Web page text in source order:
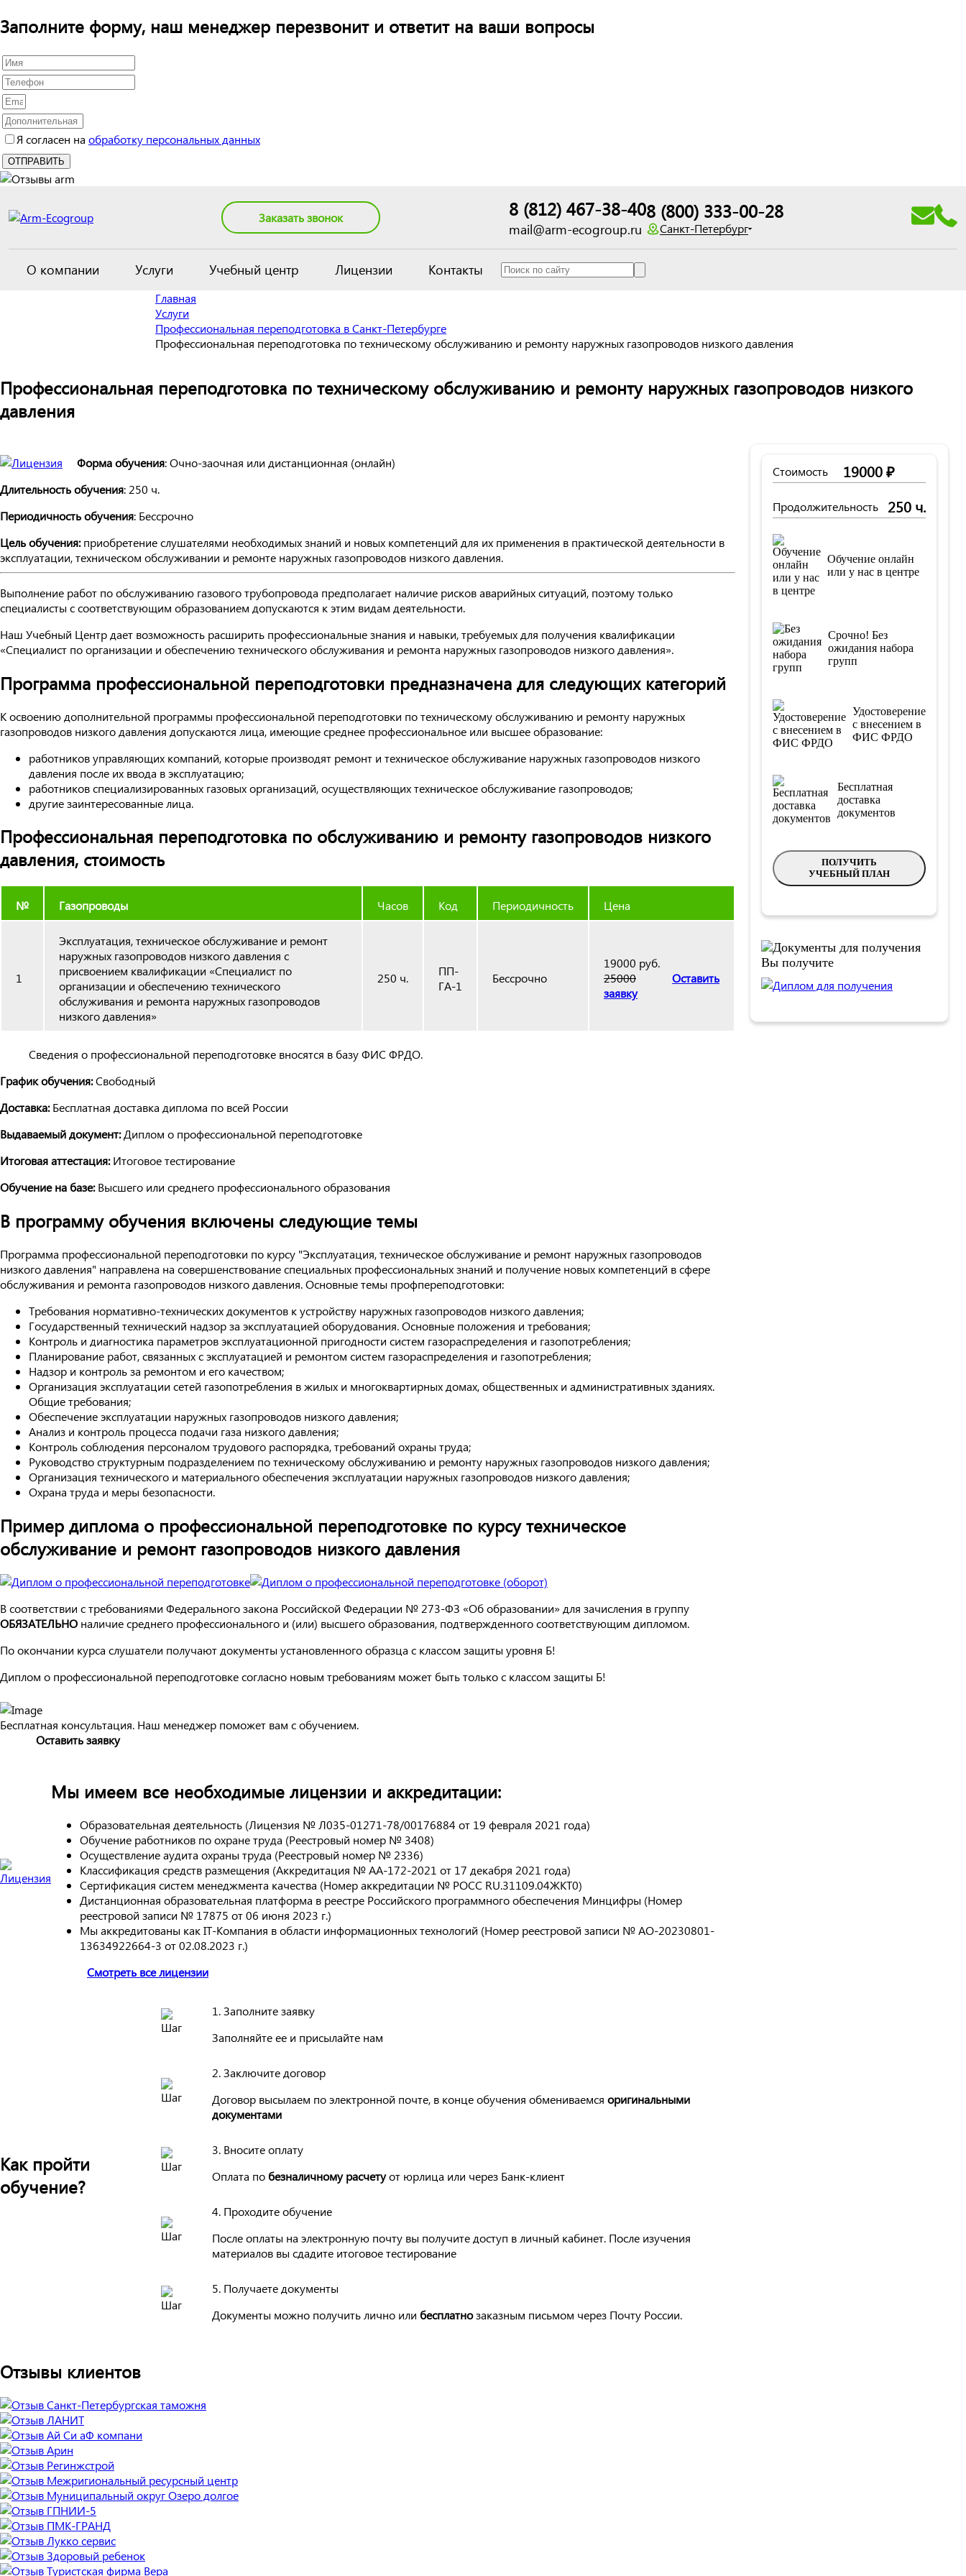
Заполните форму, наш менеджер перезвонит и ответит на ваши вопросы
Я согласен на обработку персональных данных
Заказать звонок 8 (812) 467-38-40
mail@arm-ecogroup.ru
8 (800) 333-00-28
Санкт-Петербург
О компании Услуги Учебный центр Лицензии Контакты
Главная
Услуги
Профессиональная переподготовка в Санкт-Петербурге
Профессиональная переподготовка по техническому обслуживанию и ремонту наружных газопроводов низкого давления
Профессиональная переподготовка по техническому обслуживанию и ремонту наружных газопроводов низкого
давления
Форма обучения: Очно-заочная или дистанционная (онлайн)
Длительность обучения: 250 ч.
Периодичность обучения: Бессрочно
Цель обучения:приобретение слушателями необходимых знаний и новых компетенций для их применения в практической деятельности в
эксплуатации, техническом обслуживании и ремонте наружных газопроводов низкого давления.
Выполнение работ по обслуживанию газового трубопровода предполагает наличие рисков аварийных ситуаций, поэтому только
специалисты с соответствующим образованием допускаются к этим видам деятельности.
Наш Учебный Центр дает возможность расширить профессиональные знания и навыки, требуемых для получения квалификации
«Специалист по организации и обеспечению технического обслуживания и ремонта наружных газопроводов низкого давления».
Программа профессиональной переподготовки предназначена для следующих категорий
К освоению дополнительной программы профессиональной переподготовки по техническому обслуживанию и ремонту наружных
газопроводов низкого давления допускаются лица, имеющие среднее профессиональное или высшее образование:
работников управляющих компаний, которые производят ремонт и техническое обслуживание наружных газопроводов низкого
давления после их ввода в эксплуатацию;
работников специализированных газовых организаций, осуществляющих техническое обслуживание газопроводов;
другие заинтересованные лица.
Профессиональная переподготовка по обслуживанию и ремонту газопроводов низкого
давления, стоимость
№ Газопроводы Часов Код Периодичность Цена
1
Эксплуатация, техническое обслуживание и ремонт
наружных газопроводов низкого давления с
присвоением квалификации «Специалист по
организации и обеспечению технического
обслуживания и ремонта наружных газопроводов
низкого давления»
250 ч.
ПП-
ГА-1
Бессрочно
19000 руб.
25000
Оставить
заявку
Сведения о профессиональной переподготовке вносятся в базу ФИС ФРДО.
График обучения:Свободный
Доставка:Бесплатная доставка диплома по всей России
Выдаваемый документ:Диплом о профессиональной переподготовке
Итоговая аттестация:Итоговое тестирование
Обучение на базе:Высшего или среднего профессионального образования
В программу обучения включены следующие темы
Программа профессиональной переподготовки по курсу "Эксплуатация, техническое обслуживание и ремонт наружных газопроводов
низкого давления" направлена на совершенствование специальных профессиональных знаний и получение новых компетенций в сфере
обслуживания и ремонта газопроводов низкого давления. Основные темы профпереподготовки:
Требования нормативно-технических документов к устройству наружных газопроводов низкого давления;
Государственный технический надзор за эксплуатацией оборудования. Основные положения и требования;
Контроль и диагностика параметров эксплуатационной пригодности систем газораспределения и газопотребления;
Планирование работ, связанных с эксплуатацией и ремонтом систем газораспределения и газопотребления;
Надзор и контроль за ремонтом и его качеством;
Организация эксплуатации сетей газопотребления в жилых и многоквартирных домах, общественных и административных зданиях.
Общие требования;
Обеспечение эксплуатации наружных газопроводов низкого давления;
Анализ и контроль процесса подачи газа низкого давления;
Контроль соблюдения персоналом трудового распорядка, требований охраны труда;
Руководство структурным подразделением по техническому обслуживанию и ремонту наружных газопроводов низкого давления;
Организация технического и материального обеспечения эксплуатации наружных газопроводов низкого давления;
Охрана труда и меры безопасности.
Пример диплома о профессиональной переподготовке по курсу техническое
обслуживание и ремонт газопроводов низкого давления
В соответствии с требованиями Федерального закона Российской Федерации № 273-ФЗ «Об образовании» для зачисления в группу
ОБЯЗАТЕЛЬНО наличие среднего профессионального и (или) высшего образования, подтвержденного соответствующим дипломом.
По окончании курса слушатели получают документы установленного образца с классом защиты уровня Б!
Диплом о профессиональной переподготовке согласно новым требованиям может быть только с классом защиты Б!
Бесплатная консультация. Наш менеджер поможет вам с обучением.
Оставить заявку
Мы имеем все необходимые лицензии и аккредитации:
Образовательная деятельность (Лицензия № Л035-01271-78/00176884 от 19 февраля 2021 года)
Обучение работников по охране труда (Реестровый номер № 3408)
Осуществление аудита охраны труда (Реестровый номер № 2336)
Классификация средств размещения (Аккредитация № АА-172-2021 от 17 декабря 2021 года)
Сертификация систем менеджмента качества (Номер аккредитации № РОСС RU.31109.04ЖКТ0)
Дистанционная образовательная платформа в реестре Российского программного обеспечения Минцифры (Номер
реестровой записи № 17875 от 06 июня 2023 г.)
Мы аккредитованы как IT-Компания в области информационных технологий (Номер реестровой записи № АО-20230801-
13634922664-3 от 02.08.2023 г.)
Смотреть все лицензии
Как пройти
обучение?
1. Заполните заявку
Заполняйте ее и присылайте нам
2. Заключите договор
Договор высылаем по электронной почте, в конце обучения обмениваемся оригинальными
документами
3. Вносите оплату
Оплата по безналичному расчетуот юрлица или через Банк-клиент
4. Проходите обучение
После оплаты на электронную почту вы получите доступ в личный кабинет. После изучения
материалов вы сдадите итоговое тестирование
5. Получаете документы
Документы можно получить лично или бесплатнозаказным письмом через Почту России.
Отзывы клиентов
Стоимость 19000 ₽
Продолжительность 250 ч.
Обучение онлайн
или у нас в центре
Срочно! Без
ожидания набора
групп
Удостоверение
с внесением в
ФИС ФРДО
Бесплатная
доставка
документов
ПОЛУЧИТЬ
УЧЕБНЫЙ ПЛАН
Вы получите